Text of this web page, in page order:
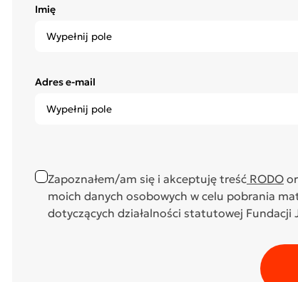
Imię
Adres e-mail
Zapoznałem/am się i akceptuję treść RODO
moich danych osobowych w celu pobrania
dotyczących działalności statutowej